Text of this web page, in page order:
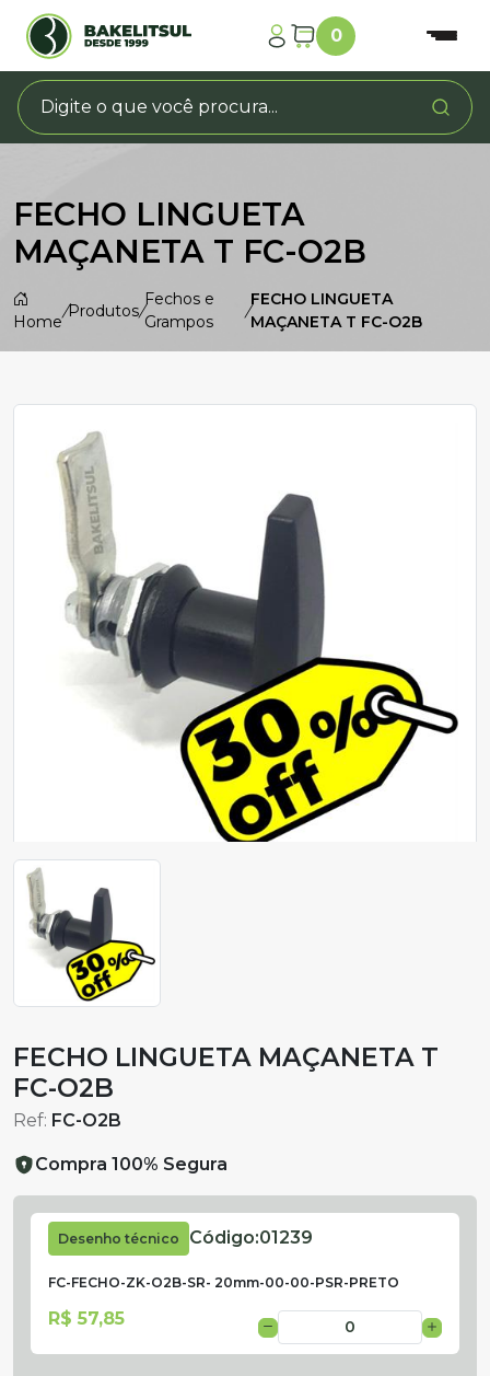
0
FECHO LINGUETA
MAÇANETA T FC-O2B
Home
/Produtos/
Fechos e
Grampos
/
FECHO LINGUETA
MAÇANETA T FC-O2B
FECHO LINGUETA MAÇANETA T
FC-O2B
Ref: FC-O2B
Compra 100% Segura
Desenho técnico Código:01239
FC-FECHO-ZK-O2B-SR- 20mm-00-00-PSR-PRETO
R$ 57,85